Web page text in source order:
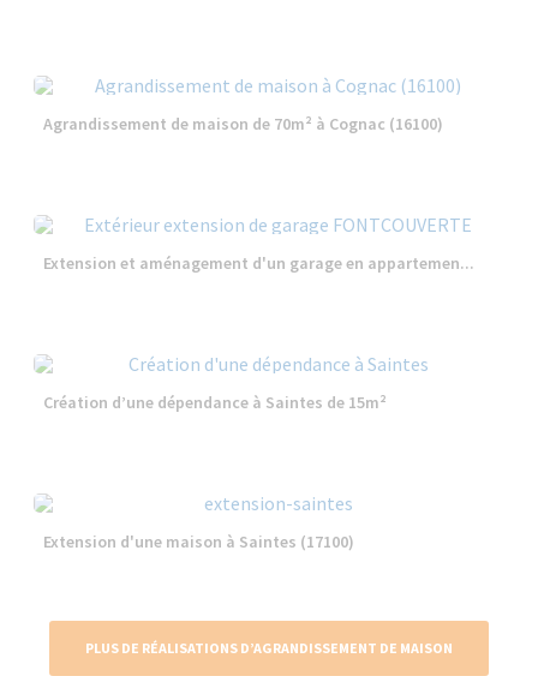
Agrandissement de maison de 70m² à Cognac (16100)
Extension et aménagement d'un garage en appartemen...
Création d’une dépendance à Saintes de 15m²
Extension d'une maison à Saintes (17100)
PLUS DE RÉALISATIONS D’AGRANDISSEMENT DE MAISON